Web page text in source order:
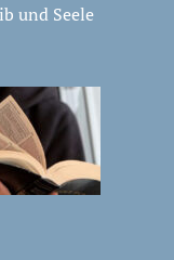
und Seele